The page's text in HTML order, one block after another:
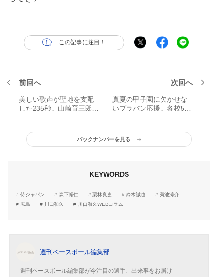
この記事に注目！
前回へ
美しい歌声が聖地を支配
した235秒。山崎育三郎さ
に輝く』を独唱【2021夏
の甲子園】
次回へ
真夏の甲子園に欠かせな
いブラバン応援。各校50
【2021夏の甲子園】
バックナンバーを見る
KEYWORDS
侍ジャパン 森下暢仁 栗林良吏 鈴木誠也
菊池涼介
広島
川口和久 川口和久WEBコラム
週刊ベースボール編集部
週刊ベースボール編集部が今注目の選手、出来事をお届け